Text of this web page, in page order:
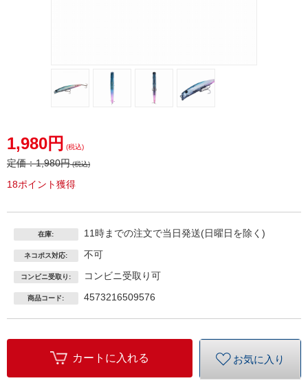
1,980円 (税込)
定価：1,980円(税込)
18ポイント獲得
在庫: 11時までの注文で当日発送(日曜日を除く)
ネコポス対応: 不可
コンビニ受取り: コンビニ受取り可
商品コード: 4573216509576
カートに入れる お気に入り